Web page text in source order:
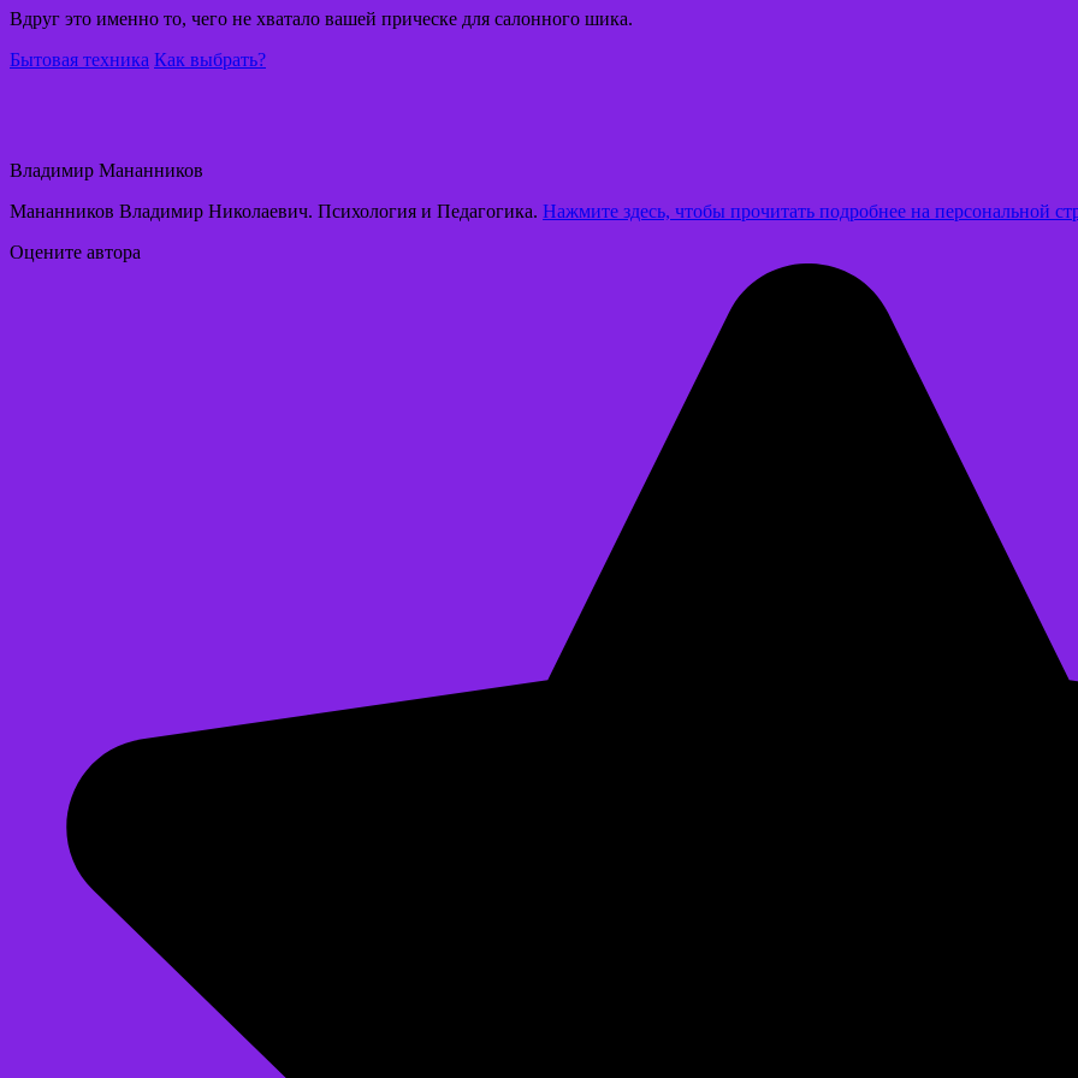
Вдруг это именно то, чего не хватало вашей прическе для салонного шика.
Бытовая техника Как выбрать?
Владимир Мананников
Мананников Владимир Николаевич. Психология и Педагогика. Нажмите здесь, чтобы прочитать подробнее на персональной
Оцените автора